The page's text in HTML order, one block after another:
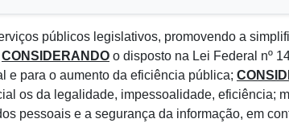
públicos legislativos, promovendo a
CONSIDERANDO o disposto na Lei Federal nº
e para o aumento da eficiência pública;
os da legalidade, impessoalidade, eficiência;
pessoais e a segurança da informação, em